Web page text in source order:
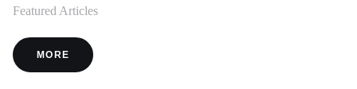
Featured Articles
MORE